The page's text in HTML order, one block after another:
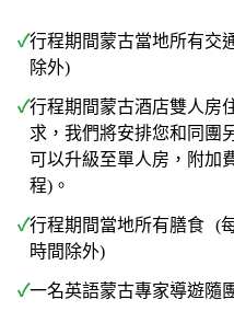
✓行程期間蒙古當地所有交
除外)
✓行程期間蒙古酒店雙人房
求，我們將安排您和同團
可以升級至單人房，附加
程)。
✓行程期間當地所有膳食 (
時間除外)
✓一名英語蒙古專家導遊隨